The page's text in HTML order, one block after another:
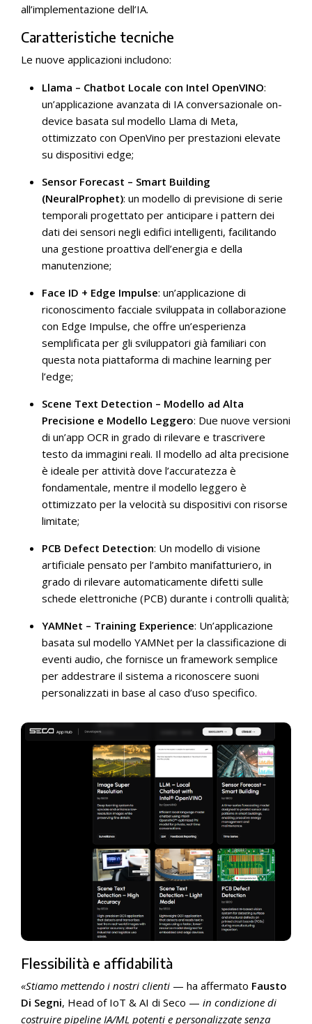
all’implementazione dell’IA.
Caratteristiche tecniche
Le nuove applicazioni includono:
Llama – Chatbot Locale con Intel OpenVINO:
un’applicazione avanzata di IA conversazionale on-
device basata sul modello Llama di Meta,
ottimizzato con OpenVino per prestazioni elevate
su dispositivi edge;
Sensor Forecast – Smart Building
(NeuralProphet): un modello di previsione di serie
temporali progettato per anticipare i pattern dei
dati dei sensori negli edifici intelligenti, facilitando
una gestione proattiva dell’energia e della
manutenzione;
Face ID + Edge Impulse: un’applicazione di
riconoscimento facciale sviluppata in collaborazione
con Edge Impulse, che offre un’esperienza
semplificata per gli sviluppatori già familiari con
questa nota piattaforma di machine learning per
l’edge;
Scene Text Detection – Modello ad Alta
Precisione e Modello Leggero: Due nuove versioni
di un’app OCR in grado di rilevare e trascrivere
testo da immagini reali. Il modello ad alta precisione
è ideale per attività dove l’accuratezza è
fondamentale, mentre il modello leggero è
ottimizzato per la velocità su dispositivi con risorse
limitate;
PCB Defect Detection: Un modello di visione
artificiale pensato per l’ambito manifatturiero, in
grado di rilevare automaticamente difetti sulle
schede elettroniche (PCB) durante i controlli qualità;
YAMNet – Training Experience: Un’applicazione
basata sul modello YAMNet per la classificazione di
eventi audio, che fornisce un framework semplice
per addestrare il sistema a riconoscere suoni
personalizzati in base al caso d’uso specifico.
Flessibilità e affidabilità
«Stiamo mettendo i nostri clienti — ha affermato Fausto
Di Segni, Head of IoT & AI di Seco — in condizione di
costruire pipeline IA/ML potenti e personalizzate senza